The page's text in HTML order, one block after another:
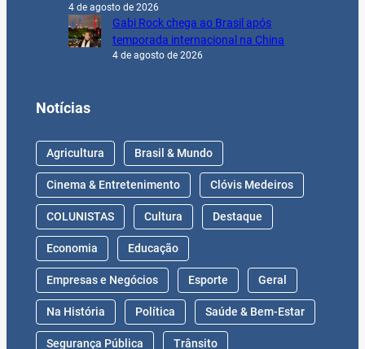
4 de agosto de 2026
Gabi Rock chega ao Brasil após
temporada internacional na China
4 de agosto de 2026
Notícias
Agricultura Brasil & Mundo
Cinema & Entretenimento Clóvis Medeiros
COLUNISTAS Cultura Destaque
Economia Educação
Empresas e Negócios Esporte Geral
Na História Política Saúde & Bem-Estar
Segurança Pública Trânsito